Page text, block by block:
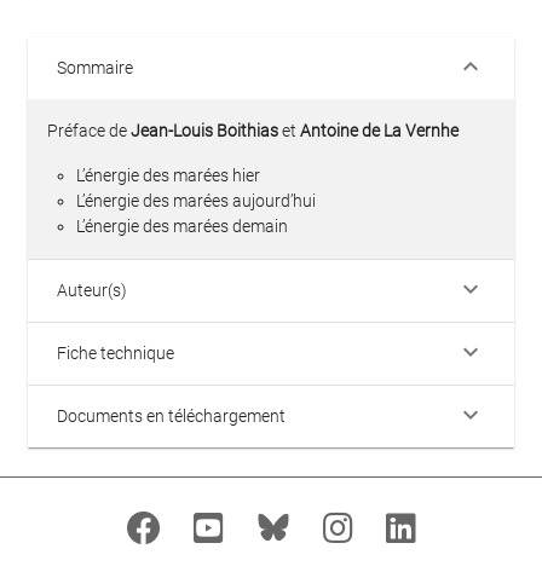
Sommaire keyboard_arrow_down
Préface deJean-Louis Boithiaset Antoine de La Vernhe
L’énergie des marées hier
L’énergie des marées aujourd’hui
L’énergie des marées demain
Auteur(s) keyboard_arrow_down
Fiche technique keyboard_arrow_down
Documents en téléchargement keyboard_arrow_down